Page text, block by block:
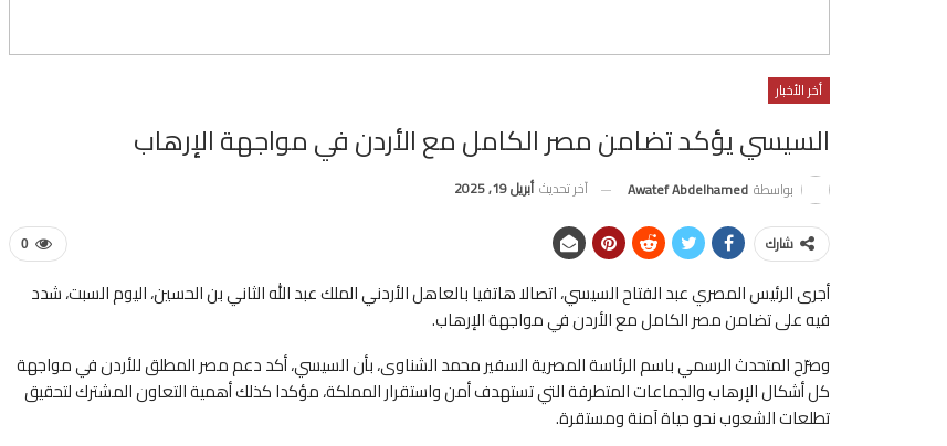
أخر الأخبار
السيسي يؤكد تضامن مصر الكامل مع الأردن في مواجهة الإرهاب
بواسطة Awatef Abdelhamed آخر تحديث أبريل 19, 2025
0 شارك
أجرى الرئيس المصري عبد الفتاح السيسي، اتصالا هاتفيا بالعاهل الأردني الملك عبد الله الثاني بن الحسين، اليوم السبت، شدد
فيه على تضامن مصر الكامل مع الأردن في مواجهة الإرهاب.
وصرّح المتحدث الرسمي باسم الرئاسة المصرية السفير محمد الشناوى، بأن السيسي، أكد دعم مصر المطلق للأردن في مواجهة
كل أشكال الإرهاب والجماعات المتطرفة التي تستهدف أمن واستقرار المملكة، مؤكدا كذلك أهمية التعاون المشترك لتحقيق
تطلعات الشعوب نحو حياة آمنة ومستقرة.